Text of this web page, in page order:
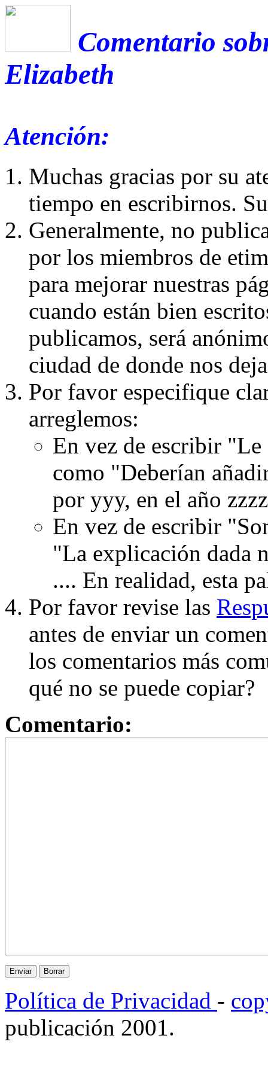
Comentario
Elizabeth
Atención:
Muchas gracias por su
tiempo en escribirnos.
Generalmente, no
por los miembros de
para mejorar nuestras
cuando están bien
publicamos, será
ciudad de donde nos
Por favor especifique
arreglemos:
En vez de escribir
como "Deberían
por yyy, en el año
En vez de escribir
"La explicación dada
.... En realidad, esta
Por favor revise las
antes de enviar un
los comentarios más
qué no se puede copiar?
Comentario:
Política de Privacidad -
publicación 2001.